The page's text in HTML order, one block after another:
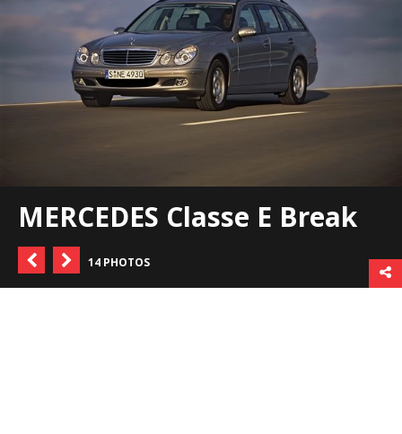
MERCEDES Classe E Break
14 PHOTOS